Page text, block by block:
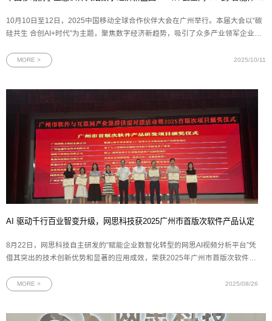
10月10日至12日，2025中国移动全球合作伙伴大会在广州举行。本届大会以“碳
硅共生 合创AI+时代”为主题，聚焦数字经济新趋势，吸引了众多产业领军企业与
中移互联网有限公司连续发布多项战略合作与产品成果——中国移动云盘携手新
MORE > 2025/10/11
AI 驱动千行百业智变升级，网思科技获2025广州市首版次软件产品认定
8月22日，网思科技自主研发的“赋能企业数智化转型的网思AI视频分析平台”凭
借其突出的技术创新优势和显著的应用成效，荣获2025年广州市首版次软件产
技多年来坚持自主研发、深耕数智化领域的有力见证。图为网思科技代表（右
MORE > 2025/08/26